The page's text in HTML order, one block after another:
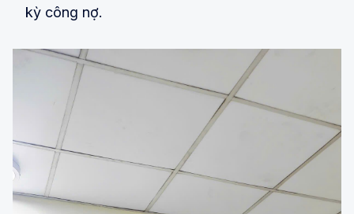
kỳ công nợ.